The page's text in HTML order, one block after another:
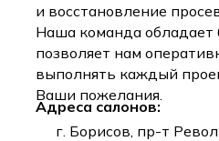
и восстановление
Наша команда обладает
позволяет нам
выполнять каждый
Ваши пожелания.
Адреса салонов:
г. Борисов, пр-т